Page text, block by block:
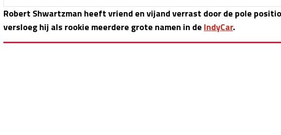
Robert Shwartzman heeft vriend en vijand verrast door de pole
versloeg hij als rookie meerdere grote namen in de IndyCar.